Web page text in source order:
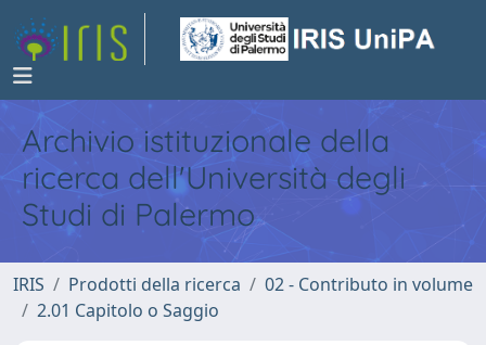
Archivio istituzionale della
ricerca dell'Università degli
Studi di Palermo
IRIS Prodotti della ricerca
02 - Contributo in volume
2.01 Capitolo o Saggio